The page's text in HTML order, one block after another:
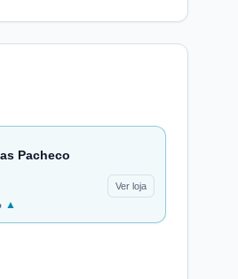
Pacheco
Ver loja
▲